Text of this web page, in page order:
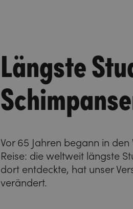
Längste
Vor 65 Jahren begann in
Reise: die weltweit längste
dort entdeckte, hat unser
verändert.